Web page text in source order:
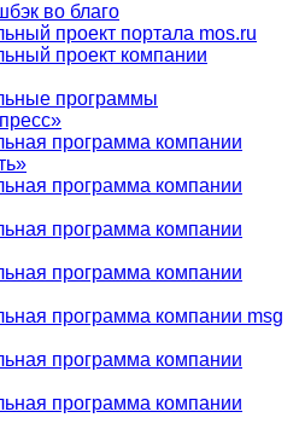
во благо
проект портала mos.ru
проект компании
программы
программа компании
программа компании
программа компании
программа компании
программа компании msg
программа компании
программа компании